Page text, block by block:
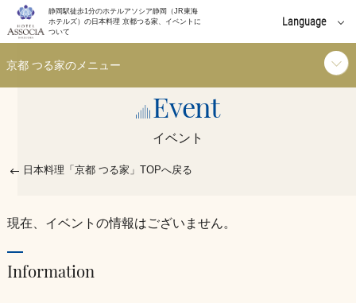
静岡駅徒歩1分のホテルアソシア静岡（JR東海
ホテルズ）の日本料理 京都つる家、イベントに
ついて
Language
京都 つる家のメニュー
お知らせ
Event
イベント
日本料理「京都 つる家」TOPへ戻る
現在、イベントの情報はございません。
Information